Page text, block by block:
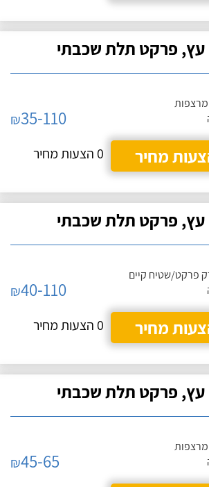
פרקט תלת שכבתי
₪35-110
מחיר
0 הצעות מחיר
פרקט תלת שכבתי
פרקט/שטיח קיים
₪40-110
מחיר
0 הצעות מחיר
פרקט תלת שכבתי
₪45-65